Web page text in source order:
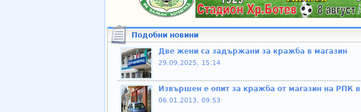
Подобни новини
Две жени са задържани за кражба в магазин
29.09.2025, 15:14
Извършен е опит за кражба от магазин на РПК
06.01.2013, 09:53